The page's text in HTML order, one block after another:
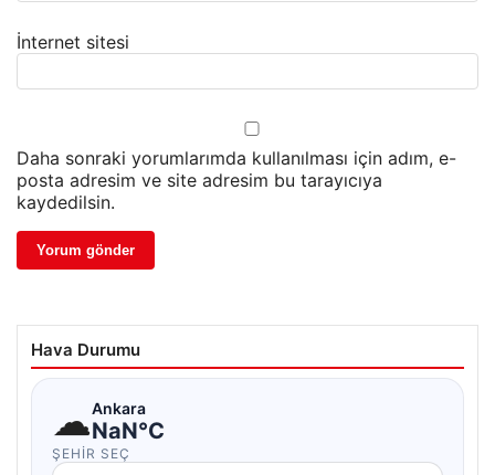
İnternet sitesi
Daha sonraki yorumlarımda kullanılması için adım, e-
posta adresim ve site adresim bu tarayıcıya
kaydedilsin.
Hava Durumu
☁Ankara
NaN°C
ŞEHIR SEÇ